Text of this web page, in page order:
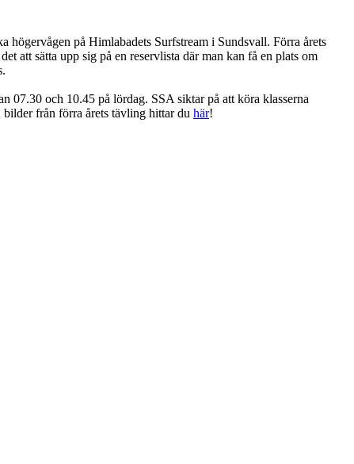
högervågen på Himlabadets Surfstream i Sundsvall. Förra årets
att sätta upp sig på en reservlista där man kan få en plats om
07.30 och 10.45 på lördag. SSA siktar på att köra klasserna
bilder från förra årets tävling hittar du här!